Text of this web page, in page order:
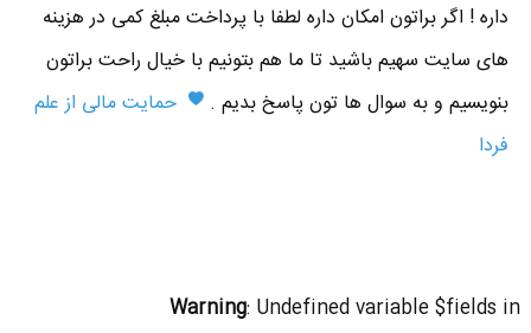
داره ! اگر براتون امکان داره لطفا با پرداخت مبلغ کمی در هزینه
های سایت سهیم باشید تا ما هم بتونیم با خیال راحت براتون
بنویسیم و به سوال ها تون پاسخ بدیم .
حمایت مالی از علم
فردا
Warning: Undefined variable $fields in